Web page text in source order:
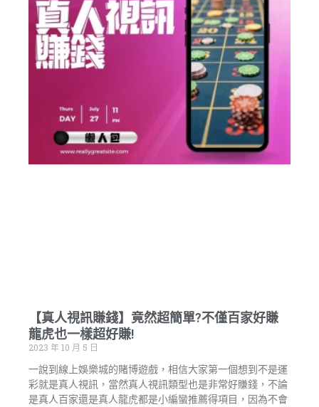
【真人視訊賺錢】竟然超簡單?不僅百家好賺
龍虎也一樣超好賺!
2023 年 10 月 5 日
一說到線上娛樂城的賭博遊戲，相信大家第一個想到不是運
彩就是真人視訊，當然真人視訊類型也是非常好賺錢，不論
是真人百家還是真人龍虎都是小編蠻推薦得項目，因為不會